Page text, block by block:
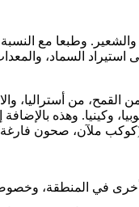
وطبعا مع
استيراد السماد،
من أستراليا،
وكينيا. وهذه
(كوكب ملآن، صحون
في المنطقة،